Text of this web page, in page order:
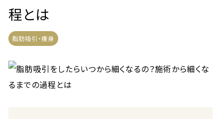
程とは
脂肪吸引・痩身